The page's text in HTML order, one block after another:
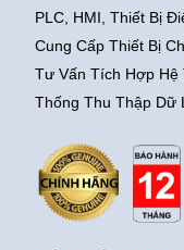
PLC, HMI, Thiết Bị
Cung Cấp Thiết Bị
Tư Vấn Tích Hợp Hệ
Thống Thu Thập Dữ